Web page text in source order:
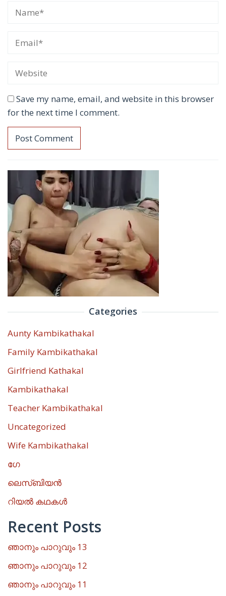
Save my name, email, and website in this browser
for the next time I comment.
Categories
Aunty Kambikathakal
Family Kambikathakal
Girlfriend Kathakal
Kambikathakal
Teacher Kambikathakal
Uncategorized
Wife Kambikathakal
ഗേ
ലെസ്ബിയൻ
റിയൽ കഥകൾ
Recent Posts
ഞാനും പാറുവും 13
ഞാനും പാറുവും 12
ഞാനും പാറുവും 11